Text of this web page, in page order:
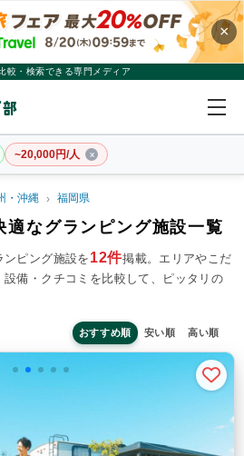
×
較・検索できる専門メディア
~20,000円/人
2名 ×
値
ペット連れ
焚火・キャンプファイヤー 手持ち花火
・沖縄 福岡県
適なグランピング施設一覧
ピング施設を 12件掲載。 エリアやこだ
備・クチコミを比較して、ピッタリの
おすすめ順 安い順 高い順